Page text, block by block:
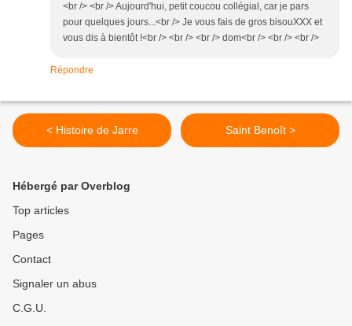
<br /> <br /> Aujourd'hui, petit coucou collégial, car je pars
pour quelques jours...<br /> Je vous fais de gros bisouXXX et
vous dis à bientôt !<br /> <br /> <br /> dom<br /> <br /> <br />
Répondre
< Histoire de Jarre Saint Benoît >
Hébergé par Overblog
Top articles
Pages
Contact
Signaler un abus
C.G.U.